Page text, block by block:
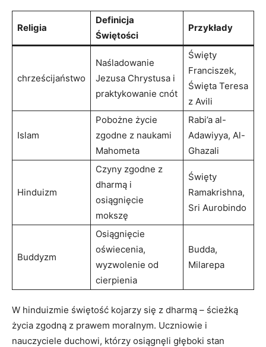
Religia
Definicja
Świętości
Przykłady
chrześcijaństwo
Naśladowanie
Jezusa ⁣Chrystusa i
praktykowanie‌ cnót
Święty
Franciszek,
Święta⁢ Teresa
z Avili
Islam
Pobożne ‍życie
zgodne z​ naukami
‌Mahometa
Rabi’a ‌al-
Adawiyya, ​Al-
Ghazali
Hinduizm
Czyny ‍zgodne z
‍dharmą‌ i
osiągnięcie
‌mokszę
Święty
Ramakrishna,
Sri​ Aurobindo
Buddyzm
Osiągnięcie
‌oświecenia,
wyzwolenie‌ od
cierpienia
Budda,
Milarepa
W hinduizmie świętość kojarzy się z dharmą – ścieżką
życia zgodną z prawem⁢ moralnym. Uczniowie i
nauczyciele duchowi, którzy osiągnęli głęboki stan‌